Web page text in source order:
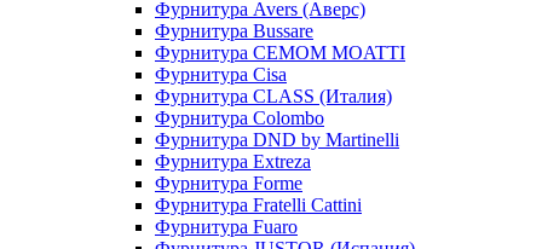
Фурнитура Avers (Аверс)
Фурнитура Bussare
Фурнитура CEMOM MOATTI
Фурнитура Cisa
Фурнитура CLASS (Италия)
Фурнитура Colombo
Фурнитура DND by Martinelli
Фурнитура Extreza
Фурнитура Forme
Фурнитура Fratelli Cattini
Фурнитура Fuaro